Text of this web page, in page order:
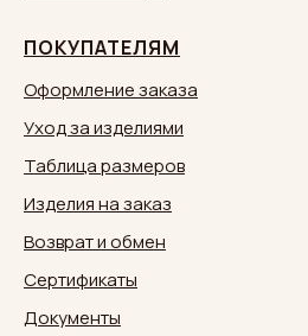
ПОКУПАТЕЛЯМ
Оформление заказа
Уход за изделиями
Таблица размеров
Изделия на заказ
Возврат и обмен
Сертификаты
Документы